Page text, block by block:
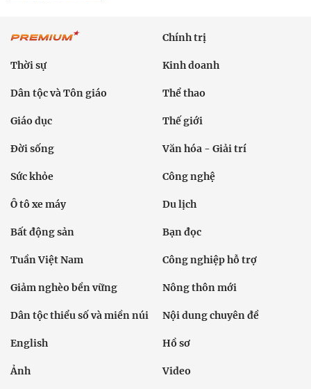
Chính trị
Thời sự Kinh doanh
Dân tộc và Tôn giáo Thể thao
Giáo dục Thế giới
Đời sống Văn hóa - Giải trí
Sức khỏe Công nghệ
Ô tô xe máy Du lịch
Bất động sản Bạn đọc
Tuần Việt Nam Công nghiệp hỗ trợ
Giảm nghèo bền vững Nông thôn mới
Dân tộc thiểu số và miền núi Nội dung chuyên đề
English Hồ sơ
Ảnh Video